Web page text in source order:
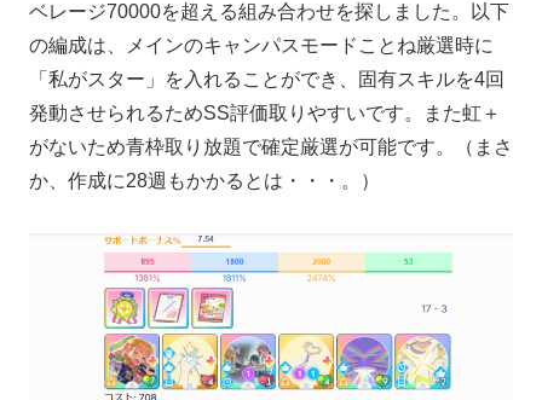
ベレージ70000を超える組み合わせを探しました。以下
の編成は、メインのキャンパスモードことね厳選時に
「私がスター」を入れることができ、固有スキルを4回
発動させられるためSS評価取りやすいです。また虹＋
がないため青枠取り放題で確定厳選が可能です。（まさ
か、作成に28週もかかるとは・・・。）